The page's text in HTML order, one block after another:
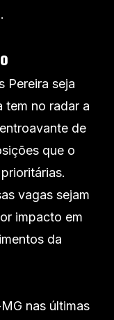
Pereira seja
tem no radar a
de
que o
vagas sejam
impacto em
da
nas últimas